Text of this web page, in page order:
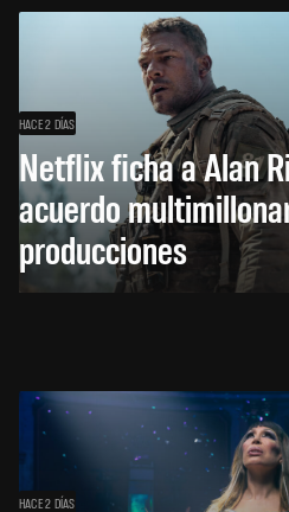
HACE 2 DÍAS
Netflix ficha a Alan
acuerdo
producciones
HACE 2 DÍAS